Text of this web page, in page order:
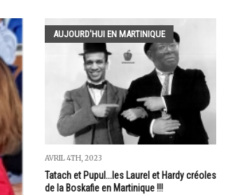
AUJOURD'HUI EN MARTINIQUE
AVRIL 4TH, 2023
Tatach et Pupul...les Laurel et Hardy créoles
de la Boskafie en Martinique !!!